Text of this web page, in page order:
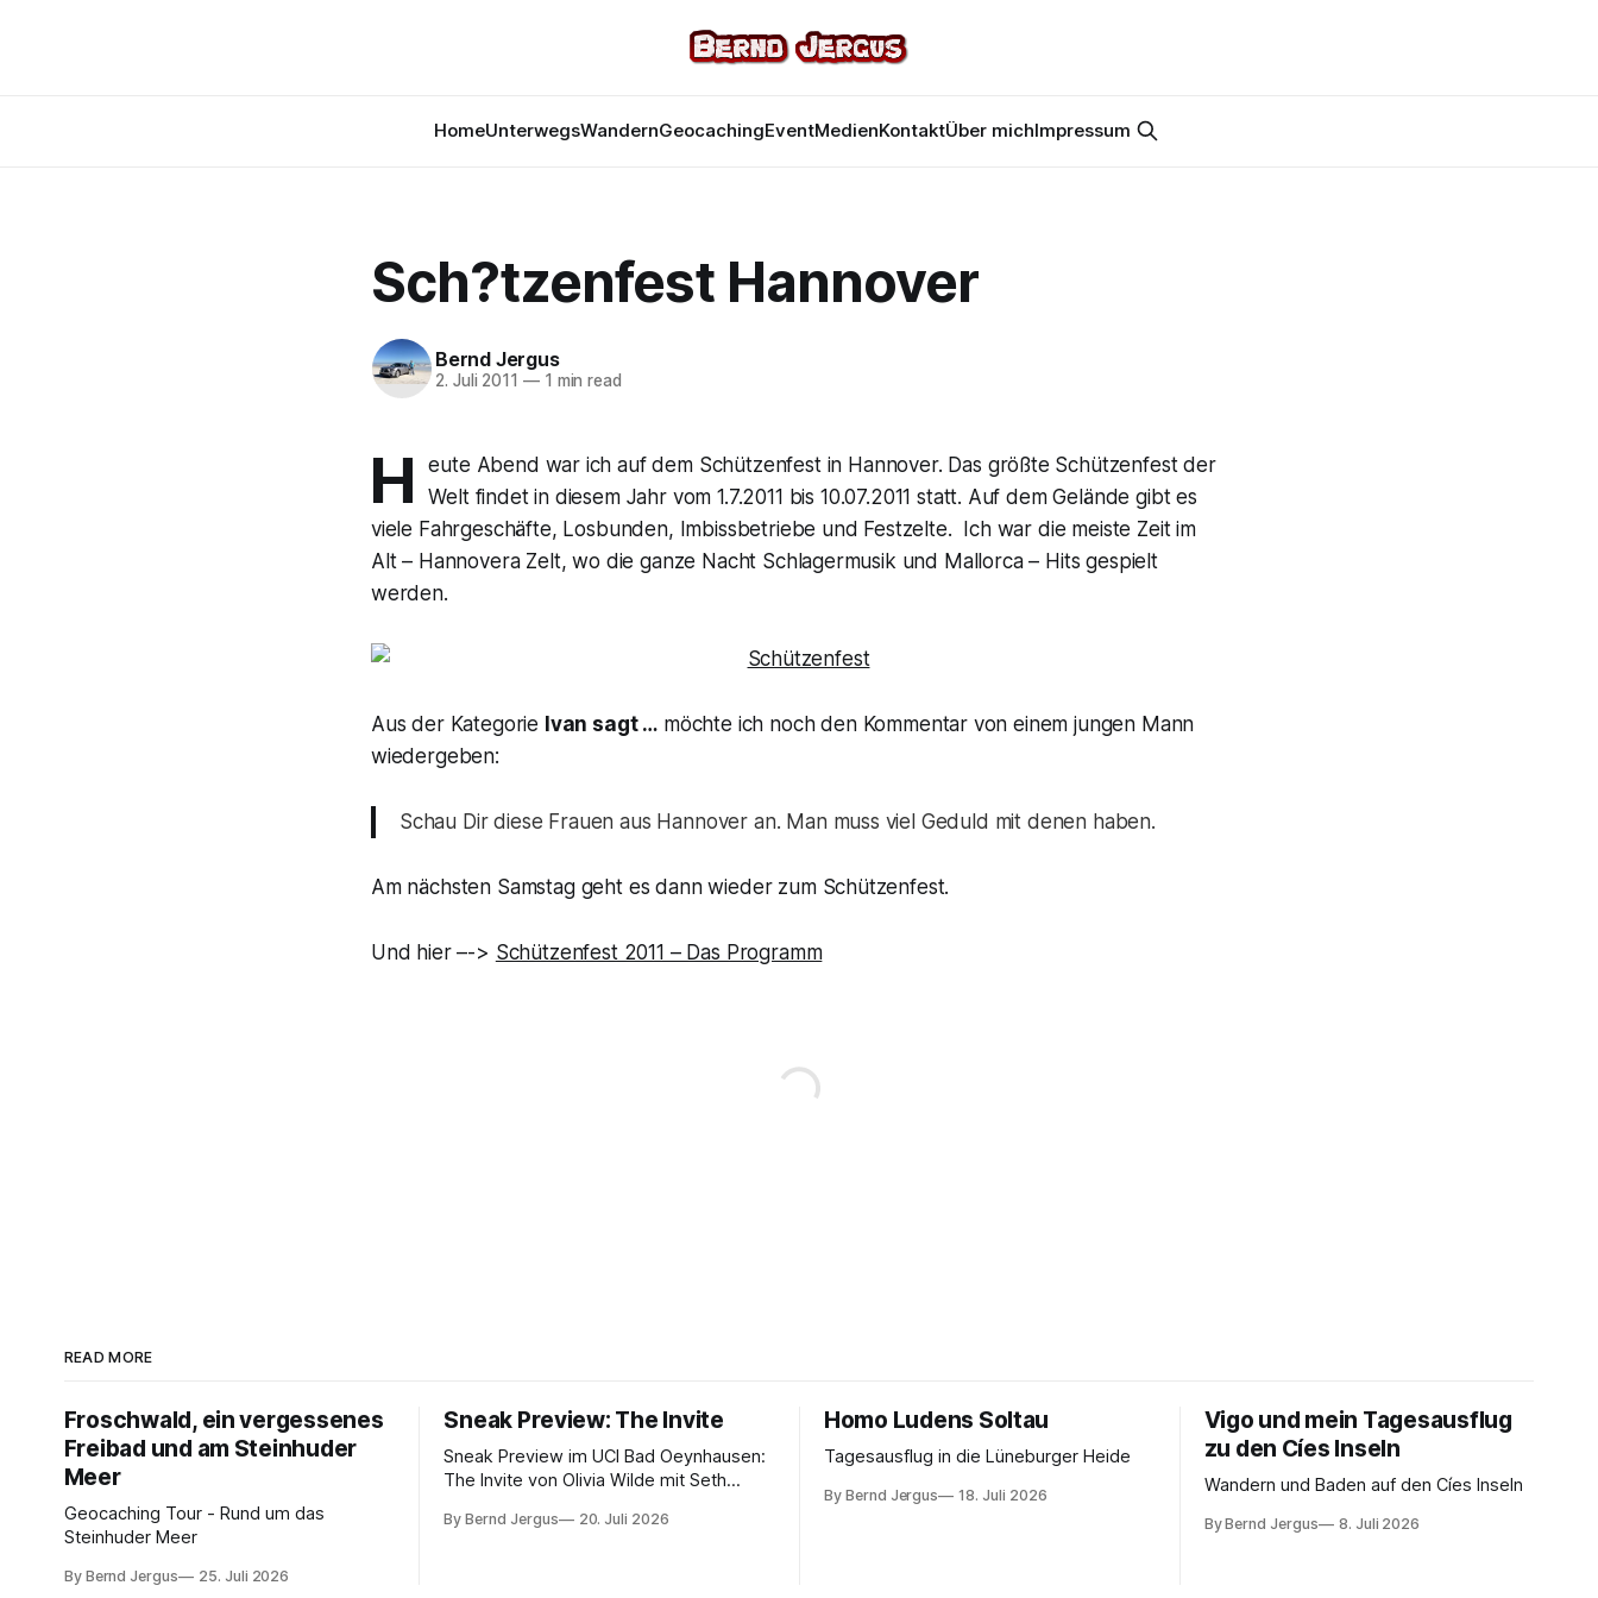
HomeUnterwegsWandernGeocachingEventMedienKontaktÜber michImpressum
Sch?tzenfest Hannover
Bernd Jergus
2. Juli 2011 —1 min read
H
eute Abend war ich auf dem Schützenfest in Hannover. Das größte Schützenfest der
Welt findet in diesem Jahr vom 1.7.2011 bis 10.07.2011 statt. Auf dem Gelände gibt es
viele Fahrgeschäfte, Losbunden, Imbissbetriebe und Festzelte. Ich war die meiste Zeit im
Alt – Hannovera Zelt, wo die ganze Nacht Schlagermusik und Mallorca – Hits gespielt
werden.
Aus der Kategorie Ivan sagt … möchte ich noch den Kommentar von einem jungen Mann
wiedergeben:
Schau Dir diese Frauen aus Hannover an. Man muss viel Geduld mit denen haben.
Am nächsten Samstag geht es dann wieder zum Schützenfest.
Und hier –-> Schützenfest 2011 – Das Programm
READ MORE
Froschwald, ein vergessenes
Freibad und am Steinhuder
Meer
Geocaching Tour - Rund um das
Steinhuder Meer
By Bernd Jergus 25. Juli 2026
Sneak Preview: The Invite
Sneak Preview im UCI Bad Oeynhausen:
The Invite von Olivia Wilde mit Seth
Norton. Kammerspiel, Sex-Comedy, 8,5
By Bernd Jergus 20. Juli 2026
Homo Ludens Soltau
Tagesausflug in die Lüneburger Heide
By Bernd Jergus 18. Juli 2026
Vigo und mein Tagesausflug
zu den Cíes Inseln
Wandern und Baden auf den Cíes Inseln
By Bernd Jergus 8. Juli 2026